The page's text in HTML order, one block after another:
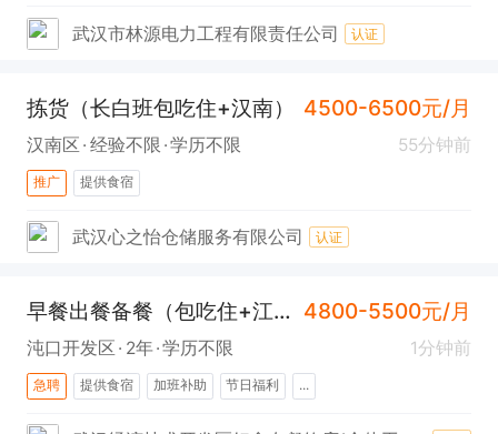
武汉市林源电力工程有限责任公司 认证
拣货（长白班包吃住+汉南） 4500-6500元/月
汉南区 经验不限 学历不限 55分钟前
推广 提供食宿
武汉心之怡仓储服务有限公司 认证
早餐出餐备餐（包吃住+江汉大学） 4800-5500元/月
沌口开发区 2年 学历不限 1分钟前
急聘 提供食宿 加班补助 节日福利 ...